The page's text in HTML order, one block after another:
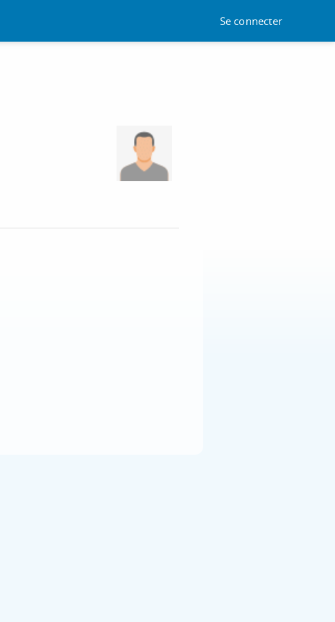
Se connecter